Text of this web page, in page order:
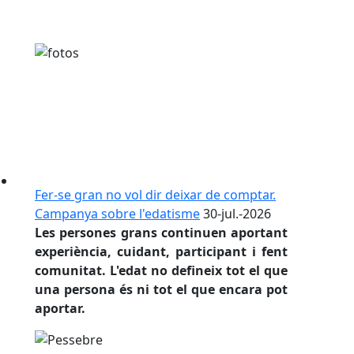
Fer-se gran no vol dir deixar de comptar.
Campanya sobre l'edatisme30-jul.-2026
Les persones grans continuen aportant
experiència, cuidant, participant i fent
comunitat. L'edat no defineix tot el que
una persona és ni tot el que encara pot
aportar.